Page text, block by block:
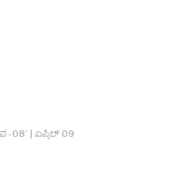
-08’ | ಏಪ್ರಿಲ್ 09